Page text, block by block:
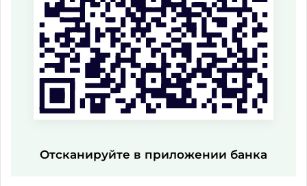
Отсканируйте в приложении банка